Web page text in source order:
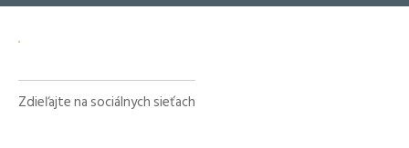
Zdieľajte na sociálnych sieťach